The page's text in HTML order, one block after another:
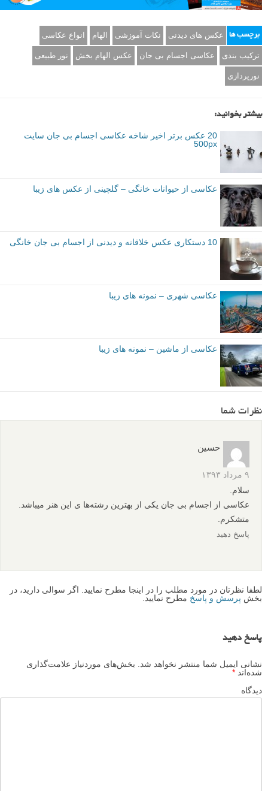
برچسب ها عکس های دیدنی نکات آموزشی الهام انواع عکاسی
ترکیب بندی عکاسی اجسام بی جان عکس الهام بخش نور طبیعی
نورپردازی
بیشتر بخوانید:
20 عکس برتر اخیر شاخه عکاسی اجسام بی جان سایت
500px
عکاسی از حیوانات خانگی – گلچینی از عکس های زیبا
10 دستکاری عکس خلاقانه و دیدنی از اجسام بی جان خانگی
عکاسی شهری – نمونه های زیبا
عکاسی از ماشین – نمونه های زیبا
نظرات شما
حسین
۹ مرداد ۱۳۹۳
سلام.
عکاسی از اجسام بی جان یکی از بهترین رشته‌ها ی این هنر میباشد.
متشکرم.
پاسخ دهید
لطفا نظرتان در مورد مطلب را در اینجا مطرح نمایید. اگر سوالی دارید، در
بخش پرسش و پاسخ مطرح نمایید.
پاسخ دهید
نشانی ایمیل شما منتشر نخواهد شد.
بخش‌های موردنیاز علامت‌گذاری
شده‌اند *
دیدگاه